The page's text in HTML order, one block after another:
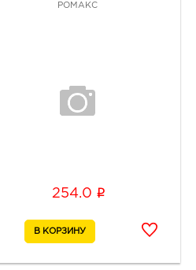
РОМАКС
254.0 i